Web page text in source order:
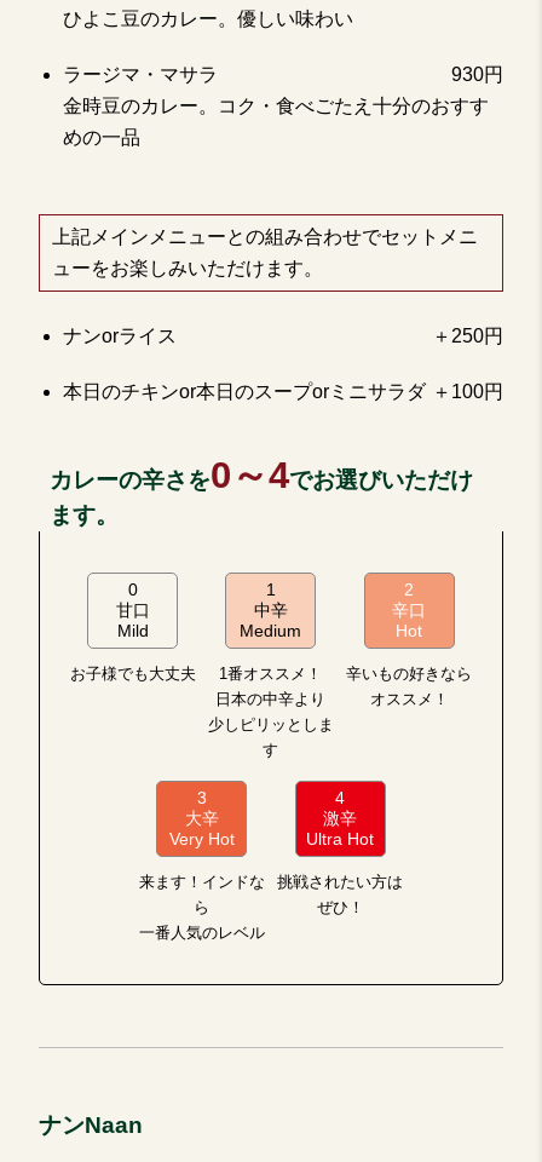
ひよこ豆のカレー。優しい味わい
ラージマ・マサラ
930円
金時豆のカレー。コク・食べごたえ十分のおすす
めの一品
上記メインメニューとの組み合わせでセットメニ
ューをお楽しみいただけます。
ナンorライス ＋250円
本日のチキンor本日のスープorミニサラダ ＋100円
カレーの辛さを0～4でお選びいただけ
ます。
0
甘口
Mild
お子様でも大丈夫
1
中辛
Medium
1番オススメ！
日本の中辛より
少しピリッとしま
す
2
辛口
Hot
辛いもの好きなら
オススメ！
3
大辛
Very Hot
来ます！インドな
ら
一番人気のレベル
4
激辛
Ultra Hot
挑戦されたい方は
ぜひ！
ナンNaan